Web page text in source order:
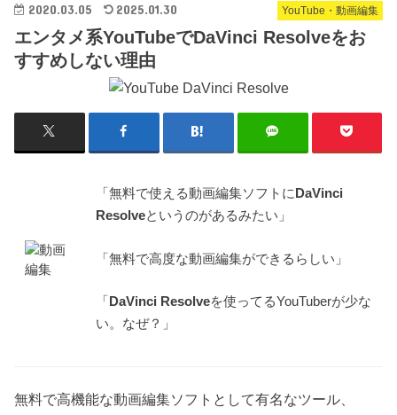
YouTube・動画編集
2020.03.05 2025.01.30
エンタメ系YouTubeでDaVinci Resolveをお
すすめしない理由
「無料で使える動画編集ソフトに DaVinci
Resolveというのがあるみたい」
「無料で高度な動画編集ができるらしい」
「 DaVinci Resolveを使ってるYouTuberが少な
い。なぜ？」
無料で高機能な動画編集ソフトとして有名なツール、